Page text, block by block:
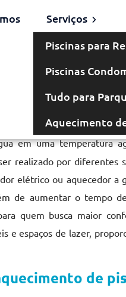
Serviços
Piscinas para
Piscinas
Tudo para
Aquecimento
em uma temperatura
realizado por diferentes
elétrico ou aquecedor a
de aumentar o tempo
quem busca maior
e espaços de lazer,
de